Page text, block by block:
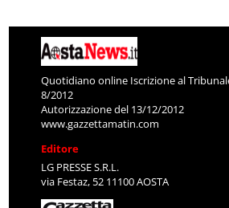
Quotidiano online Iscrizione al
8/2012
Autorizzazione del 13/12/2012
www.gazzettamatin.com
Editore
LG PRESSE S.R.L.
via Festaz, 52 11100 AOSTA